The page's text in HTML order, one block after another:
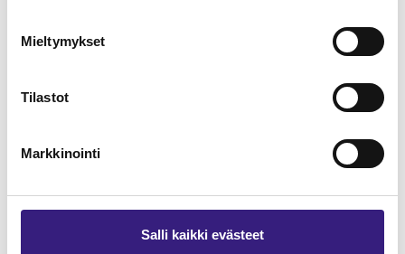
Mieltymykset
Tilastot
Markkinointi
Salli kaikki evästeet